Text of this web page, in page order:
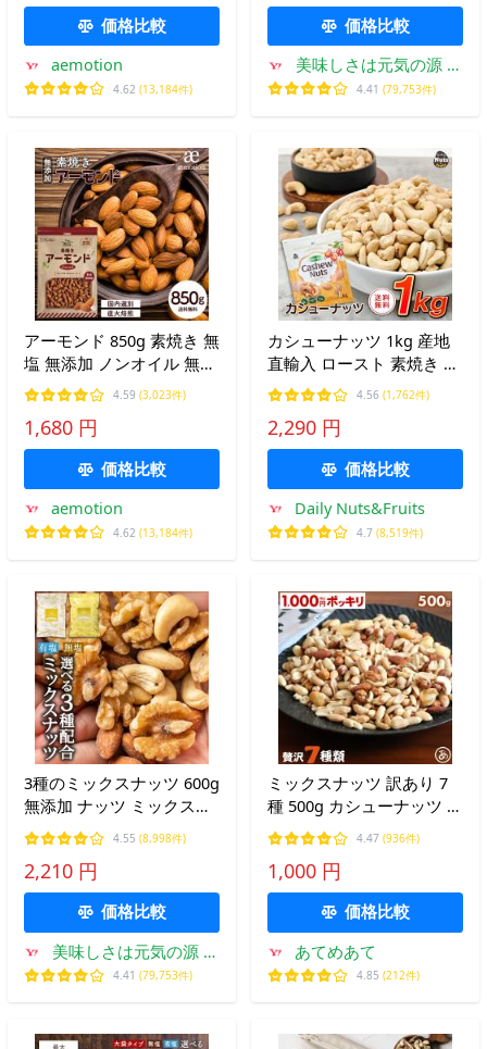
価格比較
aemotion
4.62 (13,184件)
価格比較
美味しさは元気の源 自
然の館
4.41 (79,753件)
アーモンド 850g 素焼き 無
塩 無添加 ノンオイル 無油
ナッツ 美容 健康 大容量
食物繊維 ビタミン おやつ
おつまみ 直火焙煎 爆買 Y
4.59 (3,023件)
1,680 円
価格比較
aemotion
4.62 (13,184件)
カシューナッツ 1kg 産地
直輸入 ロースト 素焼き 無
塩 無添加 専用アルミチャ
ック付き袋
4.56 (1,762件)
2,290 円
価格比較
Daily Nuts&Fruits
4.7 (8,519件)
3種のミックスナッツ 600g
無添加 ナッツ ミックスナ
ッツ おつまみ 選べる無
塩・有塩 ビール 爆買
4.55 (8,998件)
2,210 円
価格比較
美味しさは元気の源 自
然の館
4.41 (79,753件)
ミックスナッツ 訳あり 7
種 500g カシューナッツ ナ
ッツ アーモンド 1000円ポ
ッキリ 送料無料 くるみ ジ
ャイアントコーン 落花生
おつまみ おやつ 大容量 爆
4.47 (936件)
1,000 円
価格比較
あてめあて
4.85 (212件)